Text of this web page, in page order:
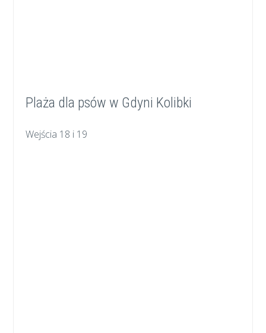
Plaża dla psów w Gdyni Kolibki
Wejścia 18 i 19